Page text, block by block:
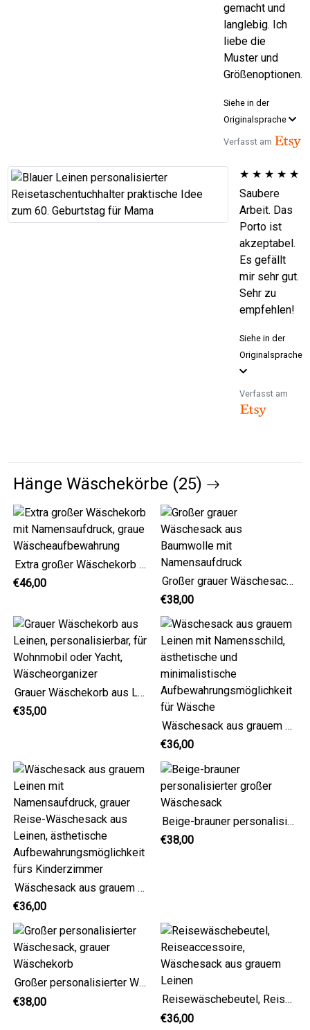
gemacht und
langlebig. Ich
liebe die
Muster und
Größenoptionen.
Siehe in der
Originalsprache
Verfasst am
★ ★ ★ ★ ★
Saubere
Arbeit. Das
Porto ist
akzeptabel.
Es gefällt
mir sehr gut.
Sehr zu
empfehlen!
Siehe in der
Originalsprache
Verfasst am
Hänge Wäschekörbe (25)
Extra großer Wäschekorb mit Namensaufdruck, graue Wäscheaufbewahrung
€46,00
Großer grauer Wäschesack aus Baumwolle mit Namensaufdruck
€38,00
Grauer Wäschekorb aus Leinen, personalisierbar, für Wohnmobil oder Yacht, Wäscheorganizer
€35,00
Wäschesack aus grauem Leinen mit Namensschild, ästhetische und minimalistische Aufbewahrungsmöglichkeit für Wäsche
€36,00
Wäschesack aus grauem Leinen mit Namensaufdruck, grauer Reise-Wäschesack aus Leinen, ästhetische Aufbewahrungsmöglichkeit fürs Kinderzimmer
€36,00
Beige-brauner personalisierter großer Wäschesack
€38,00
Großer personalisierter Wäschesack, grauer Wäschekorb
€38,00
Reisewäschebeutel, Reiseaccessoire, Wäschesack aus grauem Leinen
€36,00